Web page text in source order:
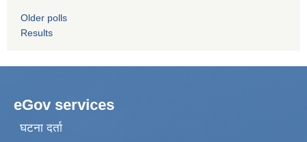
Older polls
Results
eGov services
घटना दर्ता